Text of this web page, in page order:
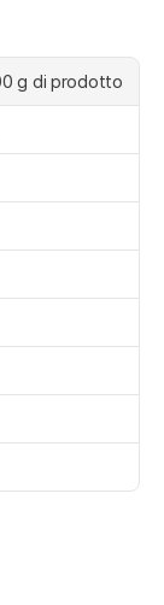
g di prodotto